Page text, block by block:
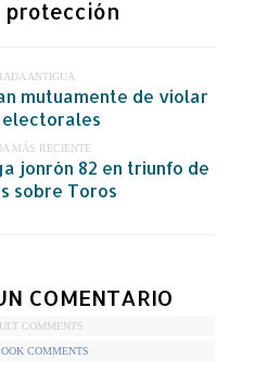
ANTIGUA
mutuamente de violar
MÁS RECIENTE
jonrón 82 en triunfo de
sobre Toros
COMENTARIO
COMMENTS
COMMENTS